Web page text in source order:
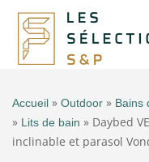
Accueil » Outdoor » Bains
» Lits de bain » Daybed
inclinable et parasol